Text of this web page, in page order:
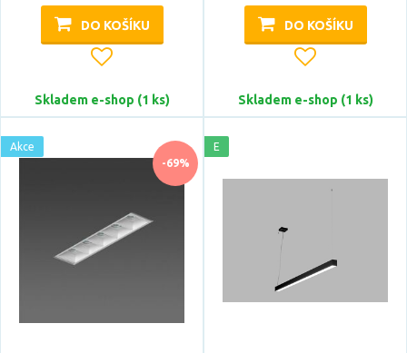
Stmívatelné
ano
25 °
DO KOŠÍKU
Skladem e-shop (1 ks)
DO KOŠÍKU
Skladem e-shop (1 ks)
-69%
Akce E